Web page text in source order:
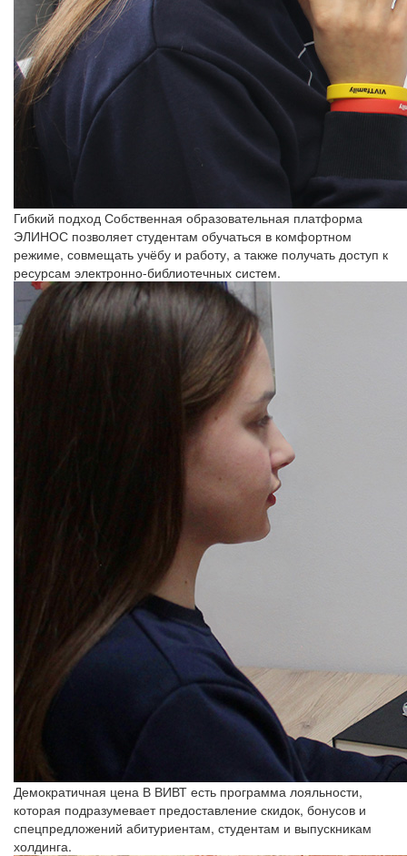
Гибкий подход Собственная образовательная платформа
ЭЛИНОС позволяет студентам обучаться в комфортном
режиме, совмещать учёбу и работу, а также получать доступ к
ресурсам электронно-библиотечных систем.
Демократичная цена В ВИВТ есть программа лояльности,
которая подразумевает предоставление скидок, бонусов и
спецпредложений абитуриентам, студентам и выпускникам
холдинга.